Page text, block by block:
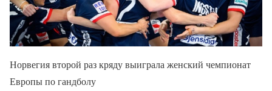
Норвегия второй раз кряду выиграла женский чемпионат
Европы по гандболу